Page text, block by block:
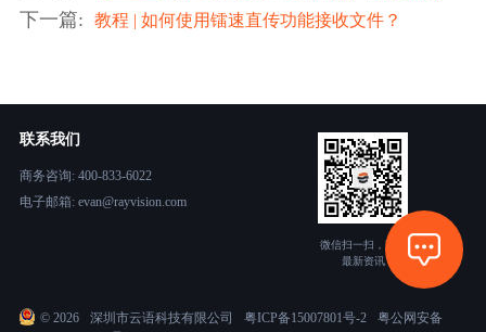
下一篇: 教程 | 如何使用镭速直传功能接收文件？
联系我们
商务咨询: 400-833-6022
电子邮箱: evan@rayvision.com
微信扫一扫，获取
最新资讯
© 2026 深圳市云语科技有限公司 粤ICP备15007801号-2
粤公网安备